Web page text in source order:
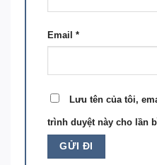
Email *
Lưu tên của tôi,
trình duyệt này cho lần